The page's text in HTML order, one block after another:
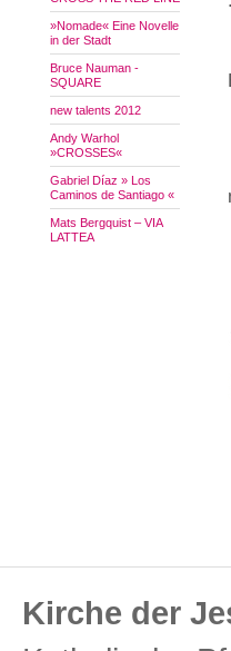
»Nomade« Eine Novelle
in der Stadt
Bruce Nauman -
SQUARE
new talents 2012
Andy Warhol
»CROSSES«
Gabriel Díaz » Los
Caminos de Santiago «
Mats Bergquist – VIA
LATTEA
Kirche der